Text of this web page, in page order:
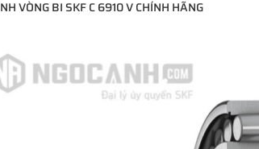
VÒNG BI SKF C 6910 V CHÍNH HÃNG